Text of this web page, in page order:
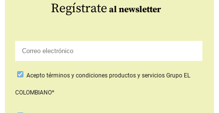
Regístrate al newsletter
Aceptotérminos y condiciones productos y serviciosGrupo EL
COLOMBIANO*